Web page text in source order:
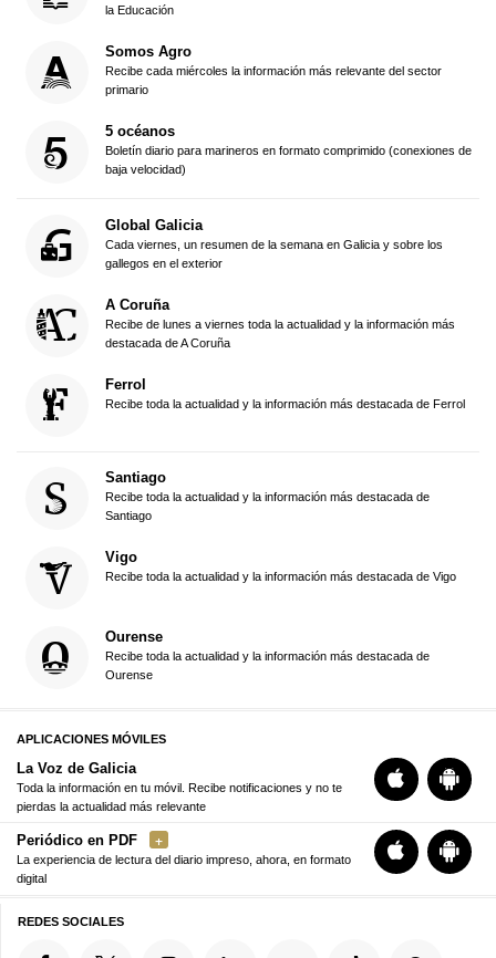
la Educación
Somos Agro
Recibe cada miércoles la información más relevante del sector
primario
5 océanos
Boletín diario para marineros en formato comprimido (conexiones de
baja velocidad)
Global Galicia
Cada viernes, un resumen de la semana en Galicia y sobre los
gallegos en el exterior
A Coruña
Recibe de lunes a viernes toda la actualidad y la información más
destacada de A Coruña
Ferrol
Recibe toda la actualidad y la información más destacada de Ferrol
Santiago
Recibe toda la actualidad y la información más destacada de
Santiago
Vigo
Recibe toda la actualidad y la información más destacada de Vigo
Ourense
Recibe toda la actualidad y la información más destacada de
Ourense
APLICACIONES MÓVILES
La Voz de Galicia
Toda la información en tu móvil. Recibe notificaciones y no te
pierdas la actualidad más relevante
Periódico en PDF
La experiencia de lectura del diario impreso, ahora, en formato
digital
REDES SOCIALES